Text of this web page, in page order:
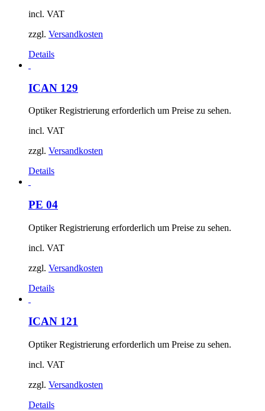
incl. VAT
zzgl. Versandkosten
Details
ICAN 129
Optiker Registrierung erforderlich um Preise zu sehen.
incl. VAT
zzgl. Versandkosten
Details
PE 04
Optiker Registrierung erforderlich um Preise zu sehen.
incl. VAT
zzgl. Versandkosten
Details
ICAN 121
Optiker Registrierung erforderlich um Preise zu sehen.
incl. VAT
zzgl. Versandkosten
Details